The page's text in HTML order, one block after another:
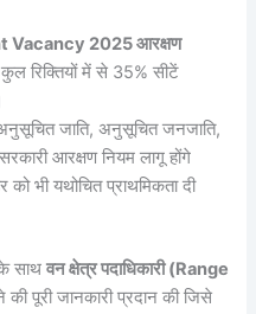
Vacancy 2025 आरक्षण
रिक्तियों में से 35% सीटें
जाति, अनुसूचित जनजाति,
आरक्षण नियम लागू होंगे
को भी यथोचित प्राथमिकता दी
के साथवन क्षेत्र पदाधिकारी (Range
पूरी जानकारी प्रदान की जिसे